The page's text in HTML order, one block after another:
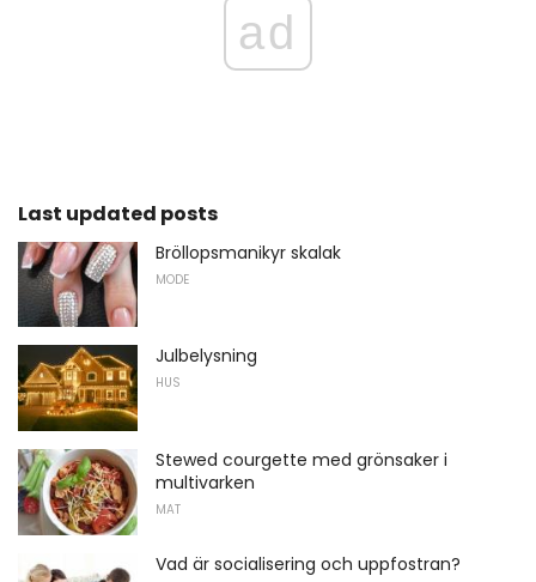
ad
Last updated posts
Bröllopsmanikyr skalak
MODE
Julbelysning
HUS
Stewed courgette med grönsaker i
multivarken
MAT
Vad är socialisering och uppfostran?